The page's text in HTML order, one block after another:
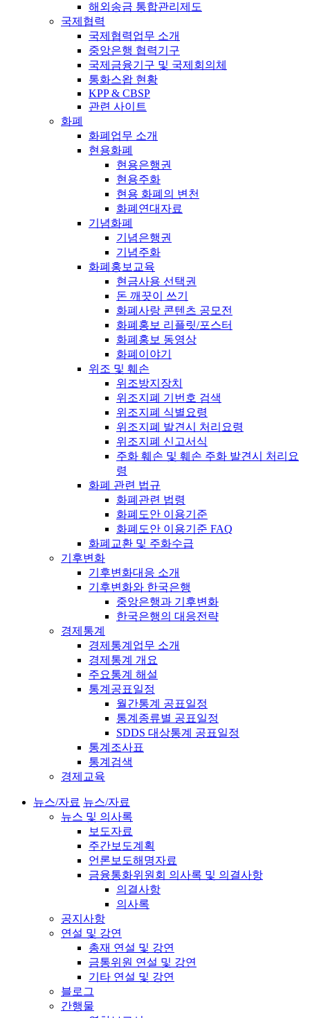
해외송금 통합관리제도
국제협력
국제협력업무 소개
중앙은행 협력기구
국제금융기구 및 국제회의체
통화스왑 현황
KPP & CBSP
관련 사이트
화폐
화폐업무 소개
현용화폐
현용은행권
현용주화
현용 화폐의 변천
화폐연대자료
기념화폐
기념은행권
기념주화
화폐홍보교육
현금사용 선택권
돈 깨끗이 쓰기
화폐사랑 콘텐츠 공모전
화폐홍보 리플릿/포스터
화폐홍보 동영상
화폐이야기
위조 및 훼손
위조방지장치
위조지폐 기번호 검색
위조지폐 식별요령
위조지폐 발견시 처리요령
위조지폐 신고서식
주화 훼손 및 훼손 주화 발견시 처리요
령
화폐 관련 법규
화폐관련 법령
화폐도안 이용기준
화폐도안 이용기준 FAQ
화폐교환 및 주화수급
기후변화
기후변화대응 소개
기후변화와 한국은행
중앙은행과 기후변화
한국은행의 대응전략
경제통계
경제통계업무 소개
경제통계 개요
주요통계 해설
통계공표일정
월간통계 공표일정
통계종류별 공표일정
SDDS 대상통계 공표일정
통계조사표
통계검색
경제교육
뉴스/자료 뉴스/자료
뉴스 및 의사록
보도자료
주간보도계획
언론보도해명자료
금융통화위원회 의사록 및 의결사항
의결사항
의사록
공지사항
연설 및 강연
총재 연설 및 강연
금통위원 연설 및 강연
기타 연설 및 강연
블로그
간행물